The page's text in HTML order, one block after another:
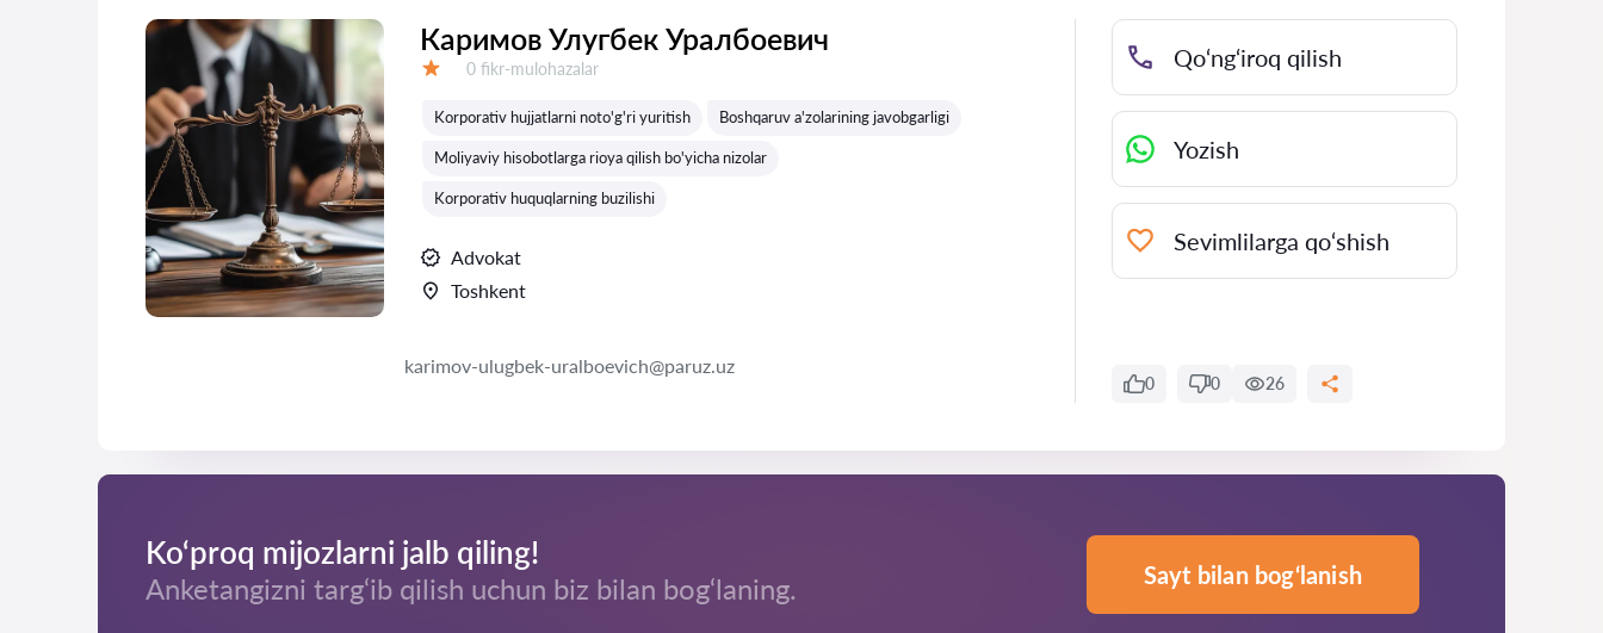
Каримов Улугбек Уралбоевич
Fikrlar:
0 fikr-mulohazalar
Korporativ hujjatlarni noto'g'ri yuritish Boshqaruv a'zolarining javobgarligi
Moliyaviy hisobotlarga rioya qilish bo'yicha nizolar
Korporativ huquqlarning buzilishi
Advokat
Toshkent
karimov-ulugbek-uralboevich@paruz.uz
Qo‘ng‘iroq qilish
Yozish
Sevimlilarga qo‘shish
0 0 26
Ko‘proq mijozlarni jalb qiling!
Anketangizni targ‘ib qilish uchun biz bilan bog‘laning. Sayt bilan bog‘lanish